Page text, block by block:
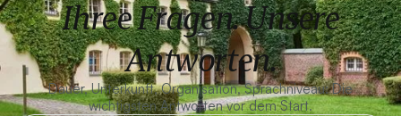
Ihree Fragen. Unsere
Antworten.
Dauer, Unterkunft, Organisation, Sprachniveau: Die
wichtigsten Antworten vor dem Start.